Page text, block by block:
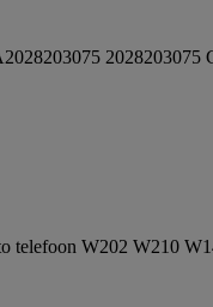
2028203075
telefoon W202 W210